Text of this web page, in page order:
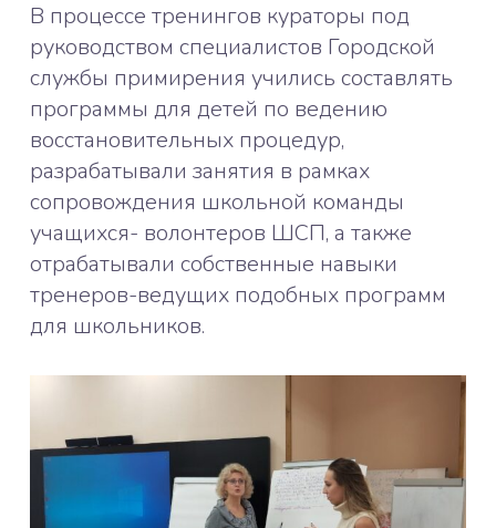
В процессе тренингов кураторы под
руководством специалистов Городской
службы примирения учились составлять
программы для детей по ведению
восстановительных процедур,
разрабатывали занятия в рамках
сопровождения школьной команды
учащихся- волонтеров ШСП, а также
отрабатывали собственные навыки
тренеров-ведущих подобных программ
для школьников.